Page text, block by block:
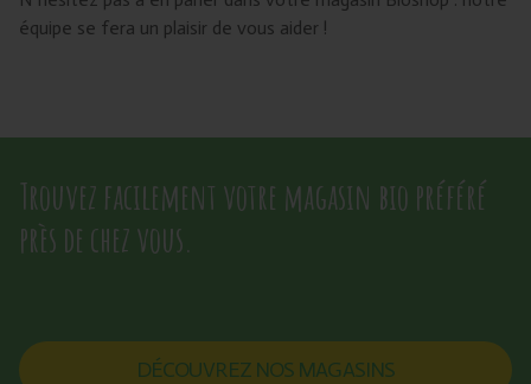
équipe se fera un plaisir de vous aider !
Trouvez facilement votre magasin bio préféré
près de chez vous.
DÉCOUVREZ NOS MAGASINS